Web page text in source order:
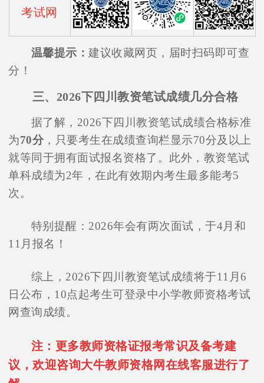
考试网
温馨提示：建议收藏网页，届时扫码即可查
分！
三、2026下四川教资笔试成绩几分合格
据了解，2026下四川教资笔试成绩合格标准
为70分，只要考生在成绩查询栏显示70分及以上
就等同于拥有面试报名资格了。此外，教资笔试
单科成绩为2年，在此有效期内考生最多能考5
次。
特别提醒：2026年会有两次面试，于4月和
11月报名！
综上，2026下四川教资笔试成绩将于11月6
日公布，10点起考生可登录中小学教师资格考试
网查询成绩。
注：更多教师资格证报考常识及备考建
议，欢迎咨询大牛教师资格网在线客服进行了